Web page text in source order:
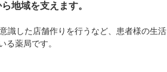
地域を支えます。
識した店舗作りを行うなど、患者様の生活
る薬局です。